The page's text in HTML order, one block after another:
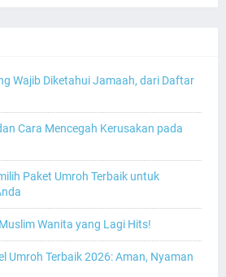
Wajib Diketahui Jamaah, dari Daftar
Cara Mencegah Kerusakan pada
Paket Umroh Terbaik untuk
Wanita yang Lagi Hits!
Umroh Terbaik 2026: Aman, Nyaman